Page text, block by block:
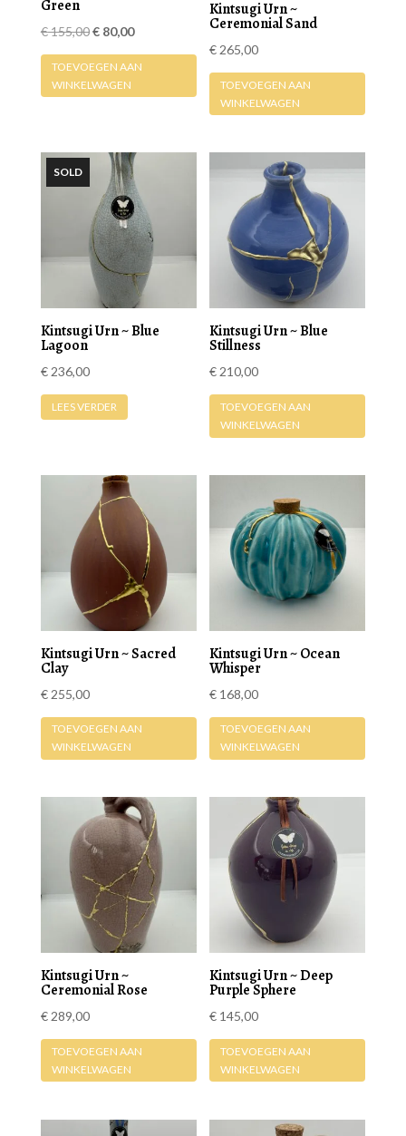
Green
€155,00Oorspronkelijke
prijs
€ 155,00.
€80,00Huidige
prijs
€ 80,00.
TOEVOEGEN AAN
WINKELWAGEN
Kintsugi Urn ~
Ceremonial Sand
€ 265,00
TOEVOEGEN AAN
WINKELWAGEN
Kintsugi Urn ~ Blue
Lagoon
€236,00
LEES VERDER
Kintsugi Urn ~ Blue
Stillness
€ 210,00
TOEVOEGEN AAN
WINKELWAGEN
Kintsugi Urn ~ Sacred
Clay
€255,00
TOEVOEGEN AAN
WINKELWAGEN
Kintsugi Urn ~ Ocean
Whisper
€ 168,00
TOEVOEGEN AAN
WINKELWAGEN
Kintsugi Urn ~
Ceremonial Rose
€289,00
TOEVOEGEN AAN
WINKELWAGEN
Kintsugi Urn ~ Deep
Purple Sphere
€ 145,00
TOEVOEGEN AAN
WINKELWAGEN